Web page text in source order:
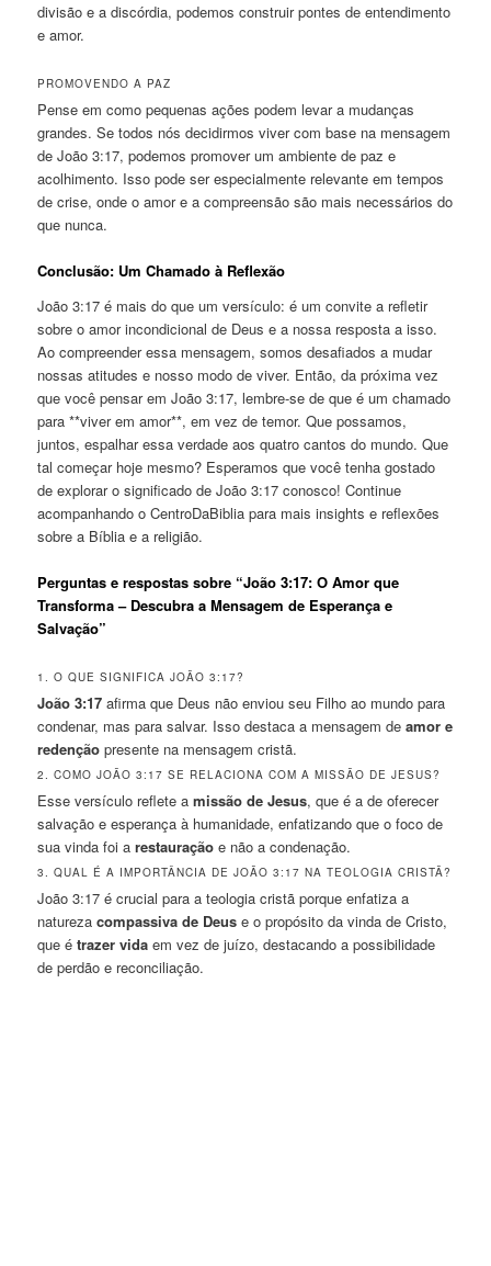
divisão e a discórdia, podemos construir pontes de entendimento
e amor.
PROMOVENDO A PAZ
Pense em como pequenas ações podem levar a mudanças
grandes. Se todos nós decidirmos viver com base na mensagem
de João 3:17, podemos promover um ambiente de paz e
acolhimento. Isso pode ser especialmente relevante em tempos
de crise, onde o amor e a compreensão são mais necessários do
que nunca.
Conclusão: Um Chamado à Reflexão
João 3:17 é mais do que um versículo: é um convite a refletir
sobre o amor incondicional de Deus e a nossa resposta a isso.
Ao compreender essa mensagem, somos desafiados a mudar
nossas atitudes e nosso modo de viver. Então, da próxima vez
que você pensar em João 3:17, lembre-se de que é um chamado
para **viver em amor**, em vez de temor. Que possamos,
juntos, espalhar essa verdade aos quatro cantos do mundo. Que
tal começar hoje mesmo? Esperamos que você tenha gostado
de explorar o significado de João 3:17 conosco! Continue
acompanhando o CentroDaBiblia para mais insights e reflexões
sobre a Bíblia e a religião.
Perguntas e respostas sobre “João 3:17: O Amor que
Transforma – Descubra a Mensagem de Esperança e
Salvação”
1. O QUE SIGNIFICA JOÃO 3:17?
João 3:17 afirma que Deus não enviou seu Filho ao mundo para
condenar, mas para salvar. Isso destaca a mensagem deamor e
redenção presente na mensagem cristã.
2. COMO JOÃO 3:17 SE RELACIONA COM A MISSÃO DE JESUS?
Esse versículo reflete amissão de Jesus, que é a de oferecer
salvação e esperança à humanidade, enfatizando que o foco de
sua vinda foi arestauração e não a condenação.
3. QUAL É A IMPORTÂNCIA DE JOÃO 3:17 NA TEOLOGIA CRISTÃ?
João 3:17 é crucial para a teologia cristã porque enfatiza a
naturezacompassiva de Deus e o propósito da vinda de Cristo,
que étrazer vida em vez de juízo, destacando a possibilidade
de perdão e reconciliação.